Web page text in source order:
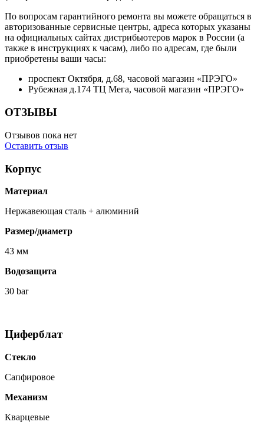
По вопросам гарантийного ремонта вы можете обращаться в
авторизованные сервисные центры, адреса которых указаны
на официальных сайтах дистрибьютеров марок в России (а
также в инструкциях к часам), либо по адресам, где были
приобретены ваши часы:
проспект Октября, д.68, часовой магазин «ПРЭГО»
Рубежная д.174 ТЦ Мега, часовой магазин «ПРЭГО»
ОТЗЫВЫ
Отзывов пока нет
Оставить отзыв
Корпус
Материал
Нержавеющая сталь + алюминий
Размер/диаметр
43 мм
Водозащита
30 bar
Циферблат
Стекло
Сапфировое
Механизм
Кварцевые